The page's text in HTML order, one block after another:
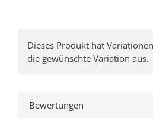
x
Dieses Produkt hat
die gewünschte Variation aus.
Bewertungen